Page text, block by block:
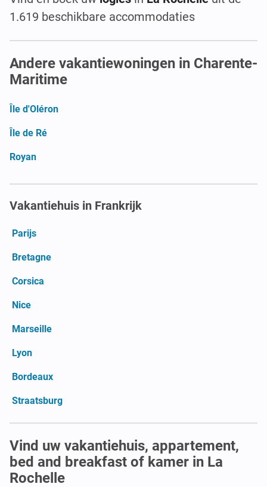
1.619 beschikbare accommodaties
Andere vakantiewoningen in Charente-
Maritime
Île d'Oléron
Île de Ré
Royan
Vakantiehuis in Frankrijk
Parijs
Bretagne
Corsica
Nice
Marseille
Lyon
Bordeaux
Straatsburg
Vind uw vakantiehuis, appartement,
bed and breakfast of kamer in La
Rochelle